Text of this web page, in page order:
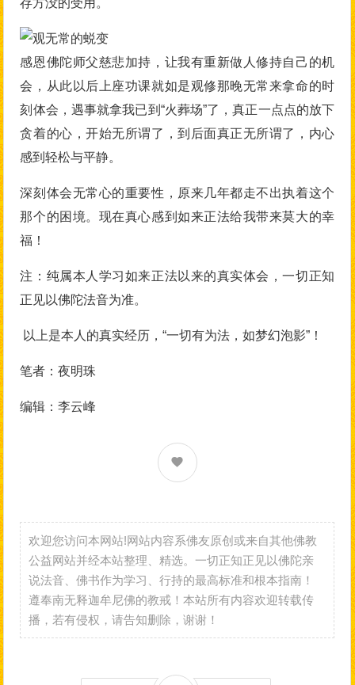
存方没的受用。
感恩佛陀师父慈悲加持，让我有重新做人修持自己的机
会，从此以后上座功课就如是观修那晚无常来拿命的时
刻体会，遇事就拿我已到“火葬场”了，真正一点点的放下
贪着的心，开始无所谓了，到后面真正无所谓了，内心
感到轻松与平静。
深刻体会无常心的重要性，原来几年都走不出执着这个
那个的困境。现在真心感到如来正法给我带来莫大的幸
福！
注：纯属本人学习如来正法以来的真实体会，一切正知
正见以佛陀法音为准。
以上是本人的真实经历，“一切有为法，如梦幻泡影”！
笔者：夜明珠
编辑：李云峰
欢迎您访问本网站!网站内容系佛友原创或来自其他佛教
公益网站并经本站整理、精选。一切正知正见以佛陀亲
说法音、佛书作为学习、行持的最高标准和根本指南！
遵奉南无释迦牟尼佛的教戒！本站所有内容欢迎转载传
播，若有侵权，请告知删除，谢谢！